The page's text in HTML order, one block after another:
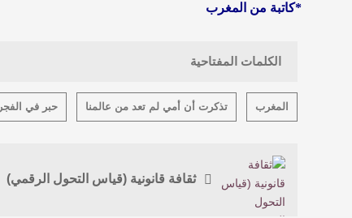
*كاتبة من المغرب
الكلمات المفتاحية
المغرب تذكرت أن أمي لم تعد من عالمنا حبر في الفجر
ثقافة قانونية (قياس التحول الرقمي)